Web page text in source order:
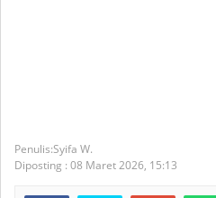
Syifa W.
Diposting : 08 Maret 2026, 15:13